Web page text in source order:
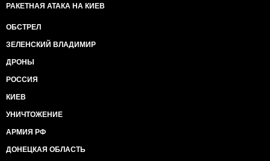
РАКЕТНАЯ АТАКА НА КИЕВ
ОБСТРЕЛ
ЗЕЛЕНСКИЙ ВЛАДИМИР
ДРОНЫ
РОССИЯ
КИЕВ
УНИЧТОЖЕНИЕ
АРМИЯ РФ
ДОНЕЦКАЯ ОБЛАСТЬ